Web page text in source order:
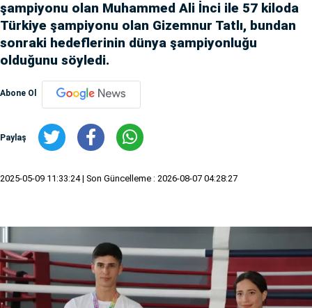
şampiyonu olan Muhammed Ali İnci ile 57 kiloda
Türkiye şampiyonu olan Gizemnur Tatlı, bundan
sonraki hedeflerinin dünya şampiyonluğu
olduğunu söyledi.
Abone Ol
Paylaş
2025-05-09 11:33:24 | Son Güncelleme : 2026-08-07 04:28:27